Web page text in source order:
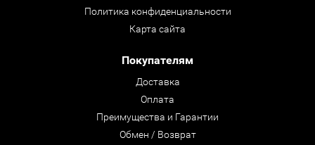
Политика конфиденциальности
Карта сайта
Покупателям
Доставка
Оплата
Преимущества и Гарантии
Обмен / Возврат